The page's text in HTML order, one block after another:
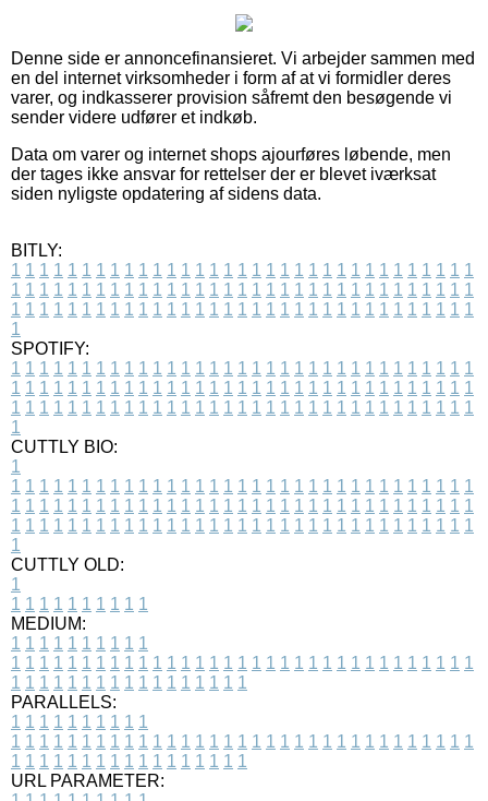
Denne side er annoncefinansieret. Vi arbejder sammen med
en del internet virksomheder i form af at vi formidler deres
varer, og indkasserer provision såfremt den besøgende vi
sender videre udfører et indkøb.
Data om varer og internet shops ajourføres løbende, men
der tages ikke ansvar for rettelser der er blevet iværksat
siden nyligste opdatering af sidens data.
BITLY:
1 1 1 1 1 1 1 1 1 1 1 1 1 1 1 1 1 1 1 1 1 1 1 1 1 1 1 1 1 1 1 1 1
1 1 1 1 1 1 1 1 1 1 1 1 1 1 1 1 1 1 1 1 1 1 1 1 1 1 1 1 1 1 1 1 1
1 1 1 1 1 1 1 1 1 1 1 1 1 1 1 1 1 1 1 1 1 1 1 1 1 1 1 1 1 1 1 1 1
1
SPOTIFY:
1 1 1 1 1 1 1 1 1 1 1 1 1 1 1 1 1 1 1 1 1 1 1 1 1 1 1 1 1 1 1 1 1
1 1 1 1 1 1 1 1 1 1 1 1 1 1 1 1 1 1 1 1 1 1 1 1 1 1 1 1 1 1 1 1 1
1 1 1 1 1 1 1 1 1 1 1 1 1 1 1 1 1 1 1 1 1 1 1 1 1 1 1 1 1 1 1 1 1
1
CUTTLY BIO:
1
1 1 1 1 1 1 1 1 1 1 1 1 1 1 1 1 1 1 1 1 1 1 1 1 1 1 1 1 1 1 1 1 1
1 1 1 1 1 1 1 1 1 1 1 1 1 1 1 1 1 1 1 1 1 1 1 1 1 1 1 1 1 1 1 1 1
1 1 1 1 1 1 1 1 1 1 1 1 1 1 1 1 1 1 1 1 1 1 1 1 1 1 1 1 1 1 1 1 1
1
CUTTLY OLD:
1
1 1 1 1 1 1 1 1 1 1
MEDIUM:
1 1 1 1 1 1 1 1 1 1
1 1 1 1 1 1 1 1 1 1 1 1 1 1 1 1 1 1 1 1 1 1 1 1 1 1 1 1 1 1 1 1 1
1 1 1 1 1 1 1 1 1 1 1 1 1 1 1 1 1
PARALLELS:
1 1 1 1 1 1 1 1 1 1
1 1 1 1 1 1 1 1 1 1 1 1 1 1 1 1 1 1 1 1 1 1 1 1 1 1 1 1 1 1 1 1 1
1 1 1 1 1 1 1 1 1 1 1 1 1 1 1 1 1
URL PARAMETER: